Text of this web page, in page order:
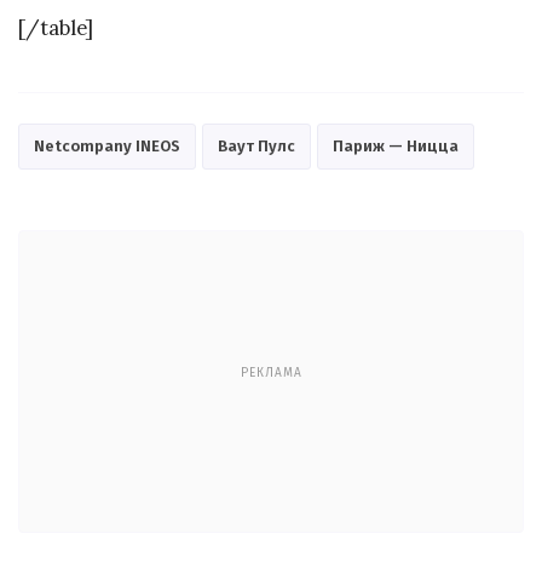
[/table]
Netcompany INEOS Ваут Пулс Париж — Ницца
РЕКЛАМА